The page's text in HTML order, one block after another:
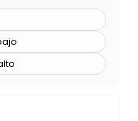
personalizables, lo que te
que mejor se adapten a
una campaña
a tu equipo, nuestras
más,
explora nuestra